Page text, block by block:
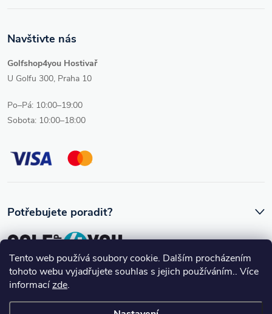
Tento web používá soubory cookie. Dalším procházením
tohoto webu vyjadřujete souhlas s jejich používáním.. Více
informacízde.
Navštivte nás
Golfshop4you Hostivař
U Golfu 300, Praha 10
Po–Pá: 10:00–19:00
Sobota: 10:00–18:00
Potřebujete poradit?
Ozve se vám skutečný člověk, který golfovému vybavení rozumí.